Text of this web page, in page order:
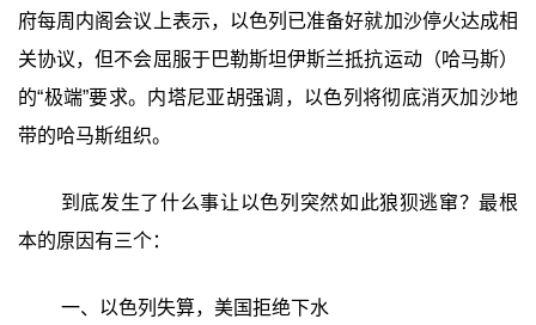
府每周内阁会议上表示，以色列已准备好就加沙停火达成相
关协议，但不会屈服于巴勒斯坦伊斯兰抵抗运动（哈马斯）
的“极端”要求。内塔尼亚胡强调，以色列将彻底消灭加沙地
带的哈马斯组织。
到底发生了什么事让以色列突然如此狼狈逃窜？最根
本的原因有三个：
一、以色列失算，美国拒绝下水